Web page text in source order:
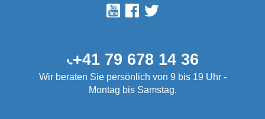
+41 79 678 14 36
Wir beraten Sie persönlich von 9 bis 19 Uhr -
Montag bis Samstag.